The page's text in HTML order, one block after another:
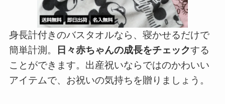
身長計付きのバスタオルなら、寝かせるだけで
簡単計測。
日々赤ちゃんの成長をチェックする
ことができます。出産祝いならではのかわいい
アイテムで、お祝いの気持ちを贈りましょう。